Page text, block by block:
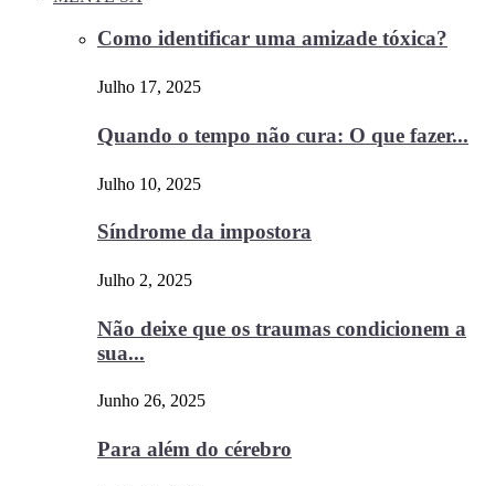
Como identificar uma amizade tóxica?
Julho 17, 2025
Quando o tempo não cura: O que fazer...
Julho 10, 2025
Síndrome da impostora
Julho 2, 2025
Não deixe que os traumas condicionem a
sua...
Junho 26, 2025
Para além do cérebro